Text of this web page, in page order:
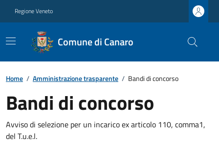
Regione Veneto
Comune di Canaro
Home / Amministrazione trasparente / Bandi di concorso
Bandi di concorso
Avviso di selezione per un incarico ex articolo 110, comma1,
del T.u.e.l.